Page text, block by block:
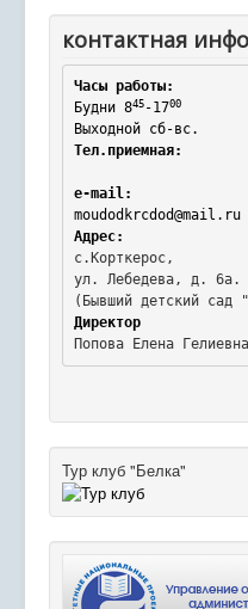
контактная
Часы работы:
Будни 845-1700
Выходной сб-вс.
Тел.приемная:
e-mail:
moudodkrcdod@mail.ru
Адрес:
с.Корткерос,
ул. Лебедева, д. 6а.
Директор
Попова Елена Гелиевна
Тур клуб "Белка"